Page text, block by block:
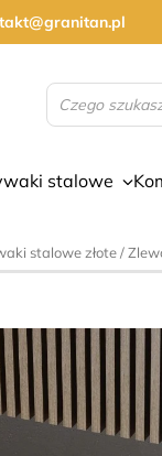
Wyszukiwarka
produktów
stalowe
stalowe złote/